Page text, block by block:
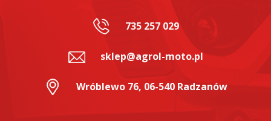
735 257 029
sklep@agrol-moto.pl
Wróblewo 76, 06-540 Radzanów